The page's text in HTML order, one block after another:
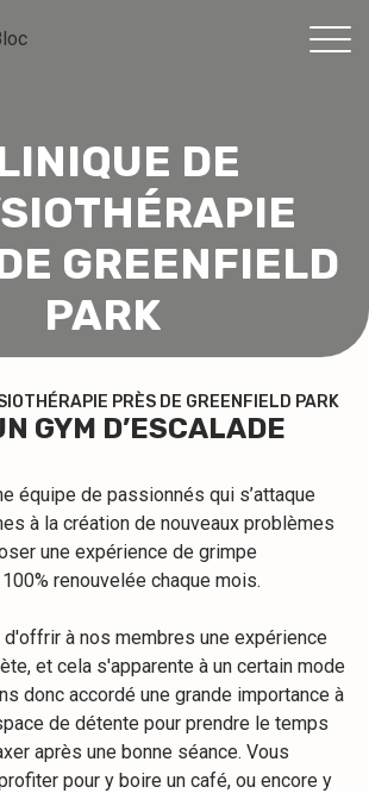
& PROMOS
DE
GREENFIELD
PARK
PRÈS DE GREENFIELD PARK
GYM D’ESCALADE
équipe de passionnés qui s’attaque
à la création de nouveaux problèmes
une expérience de grimpe
renouvelée chaque mois.
à nos membres une expérience
et cela s'apparente à un certain mode
donc accordé une grande importance à
de détente pour prendre le temps
après une bonne séance. Vous
pour y boire un café, ou encore y